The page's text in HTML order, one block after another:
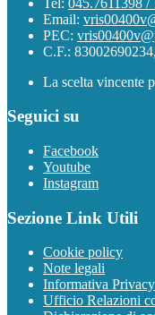
Email:
PEC:
C.F.:
La scelta vincente
Seguici su
Facebook
Youtube
Instagram
Sezione Link Utili
Cookie policy
Note legali
Informativa Privacy
Ufficio Relazioni